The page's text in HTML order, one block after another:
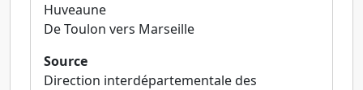
Huveaune
De Toulon vers Marseille
Source
Direction interdépartementale des